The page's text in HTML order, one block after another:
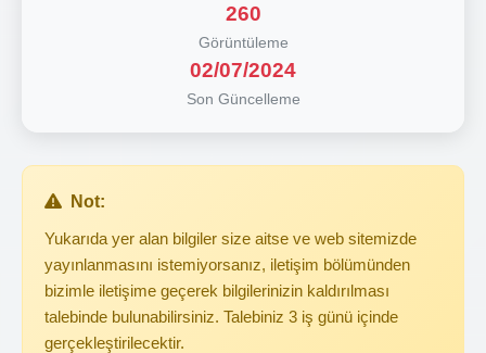
260
Görüntüleme
02/07/2024
Son Güncelleme
Not:
Yukarıda yer alan bilgiler size aitse ve web sitemizde
yayınlanmasını istemiyorsanız, iletişim bölümünden
bizimle iletişime geçerek bilgilerinizin kaldırılması
talebinde bulunabilirsiniz. Talebiniz 3 iş günü içinde
gerçekleştirilecektir.